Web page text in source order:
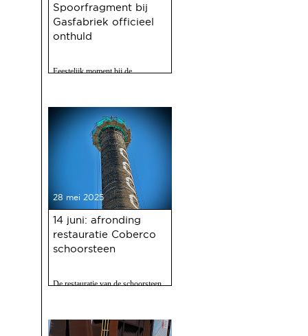
Spoorfragment bij
Gasfabriek officieel
onthuld
Feestelijk moment bij de
28 mei 2025
14 juni: afronding
restauratie Coberco
schoorsteen
De restauratie van de schoorsteen